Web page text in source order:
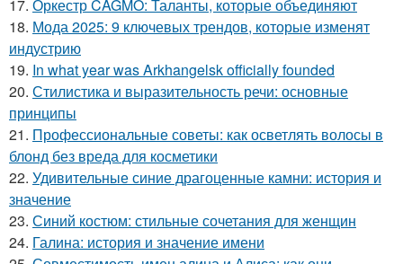
17. Оркестр CAGMO: Таланты, которые объединяют
18. Мода 2025: 9 ключевых трендов, которые изменят
индустрию
19. In what year was Arkhangelsk officially founded
20. Стилистика и выразительность речи: основные
принципы
21. Профессиональные советы: как осветлять волосы в
блонд без вреда для косметики
22. Удивительные синие драгоценные камни: история и
значение
23. Синий костюм: стильные сочетания для женщин
24. Галина: история и значение имени